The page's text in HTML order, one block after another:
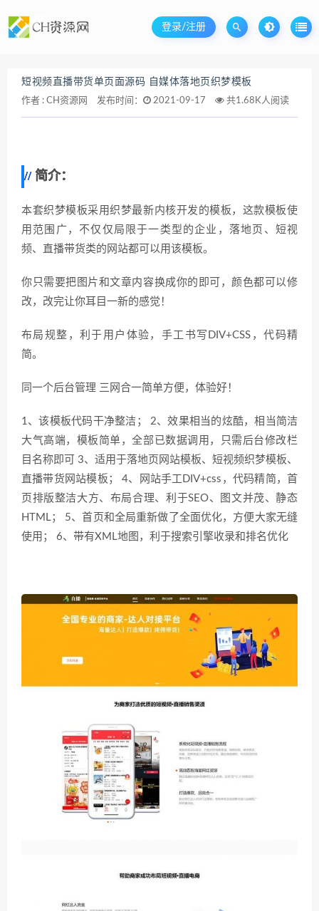
登录/注册
短视频直播带货单页面源码 自媒体落地页织梦模板
作者 : CH资源网 发布时间： 2021-09-17 共1.68K人阅读
简介：
本套织梦模板采用织梦最新内核开发的模板，这款模板使
用范围广，不仅仅局限于一类型的企业，落地页、短视
频、直播带货类的网站都可以用该模板。
你只需要把图片和文章内容换成你的即可，颜色都可以修
改，改完让你耳目一新的感觉！
布局规整，利于用户体验，手工书写DIV+CSS，代码精
简。
同一个后台管理 三网合一简单方便，体验好！
1、该模板代码干净整洁； 2、效果相当的炫酷，相当简洁
大气高端，模板简单，全部已数据调用，只需后台修改栏
目名称即可 3、适用于落地页网站模板、短视频织梦模板、
直播带货网站模板； 4、网站手工DIV+css，代码精简，首
页排版整洁大方、布局合理、利于SEO、图文并茂、静态
HTML； 5、首页和全局重新做了全面优化，方便大家无缝
使用； 6、带有XML地图，利于搜索引擎收录和排名优化